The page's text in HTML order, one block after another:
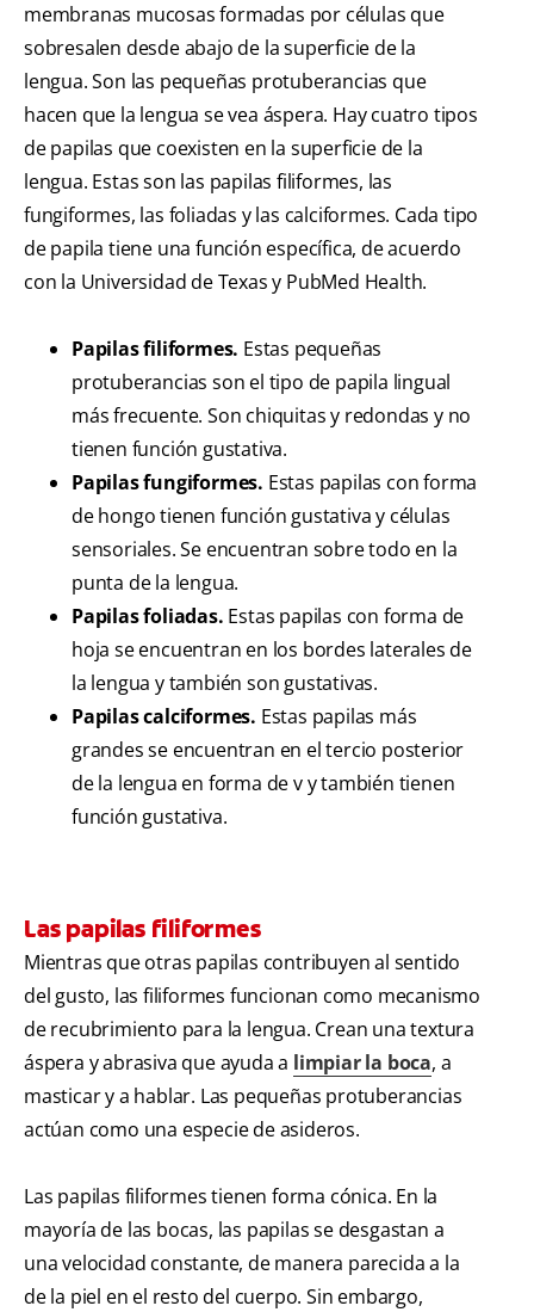
membranas mucosas formadas por células que
sobresalen desde abajo de la superficie de la
lengua. Son las pequeñas protuberancias que
hacen que la lengua se vea áspera. Hay cuatro tipos
de papilas que coexisten en la superficie de la
lengua. Estas son las papilas filiformes, las
fungiformes, las foliadas y las calciformes. Cada tipo
de papila tiene una función específica, de acuerdo
con la Universidad de Texas y PubMed Health.
Papilas filiformes. Estas pequeñas
protuberancias son el tipo de papila lingual
más frecuente. Son chiquitas y redondas y no
tienen función gustativa.
Papilas fungiformes. Estas papilas con forma
de hongo tienen función gustativa y células
sensoriales. Se encuentran sobre todo en la
punta de la lengua.
Papilas foliadas. Estas papilas con forma de
hoja se encuentran en los bordes laterales de
la lengua y también son gustativas.
Papilas calciformes. Estas papilas más
grandes se encuentran en el tercio posterior
de la lengua en forma de v y también tienen
función gustativa.
Las papilas filiformes
Mientras que otras papilas contribuyen al sentido
del gusto, las filiformes funcionan como mecanismo
de recubrimiento para la lengua. Crean una textura
áspera y abrasiva que ayuda a limpiar la boca, a
masticar y a hablar. Las pequeñas protuberancias
actúan como una especie de asideros.
Las papilas filiformes tienen forma cónica. En la
mayoría de las bocas, las papilas se desgastan a
una velocidad constante, de manera parecida a la
de la piel en el resto del cuerpo. Sin embargo,